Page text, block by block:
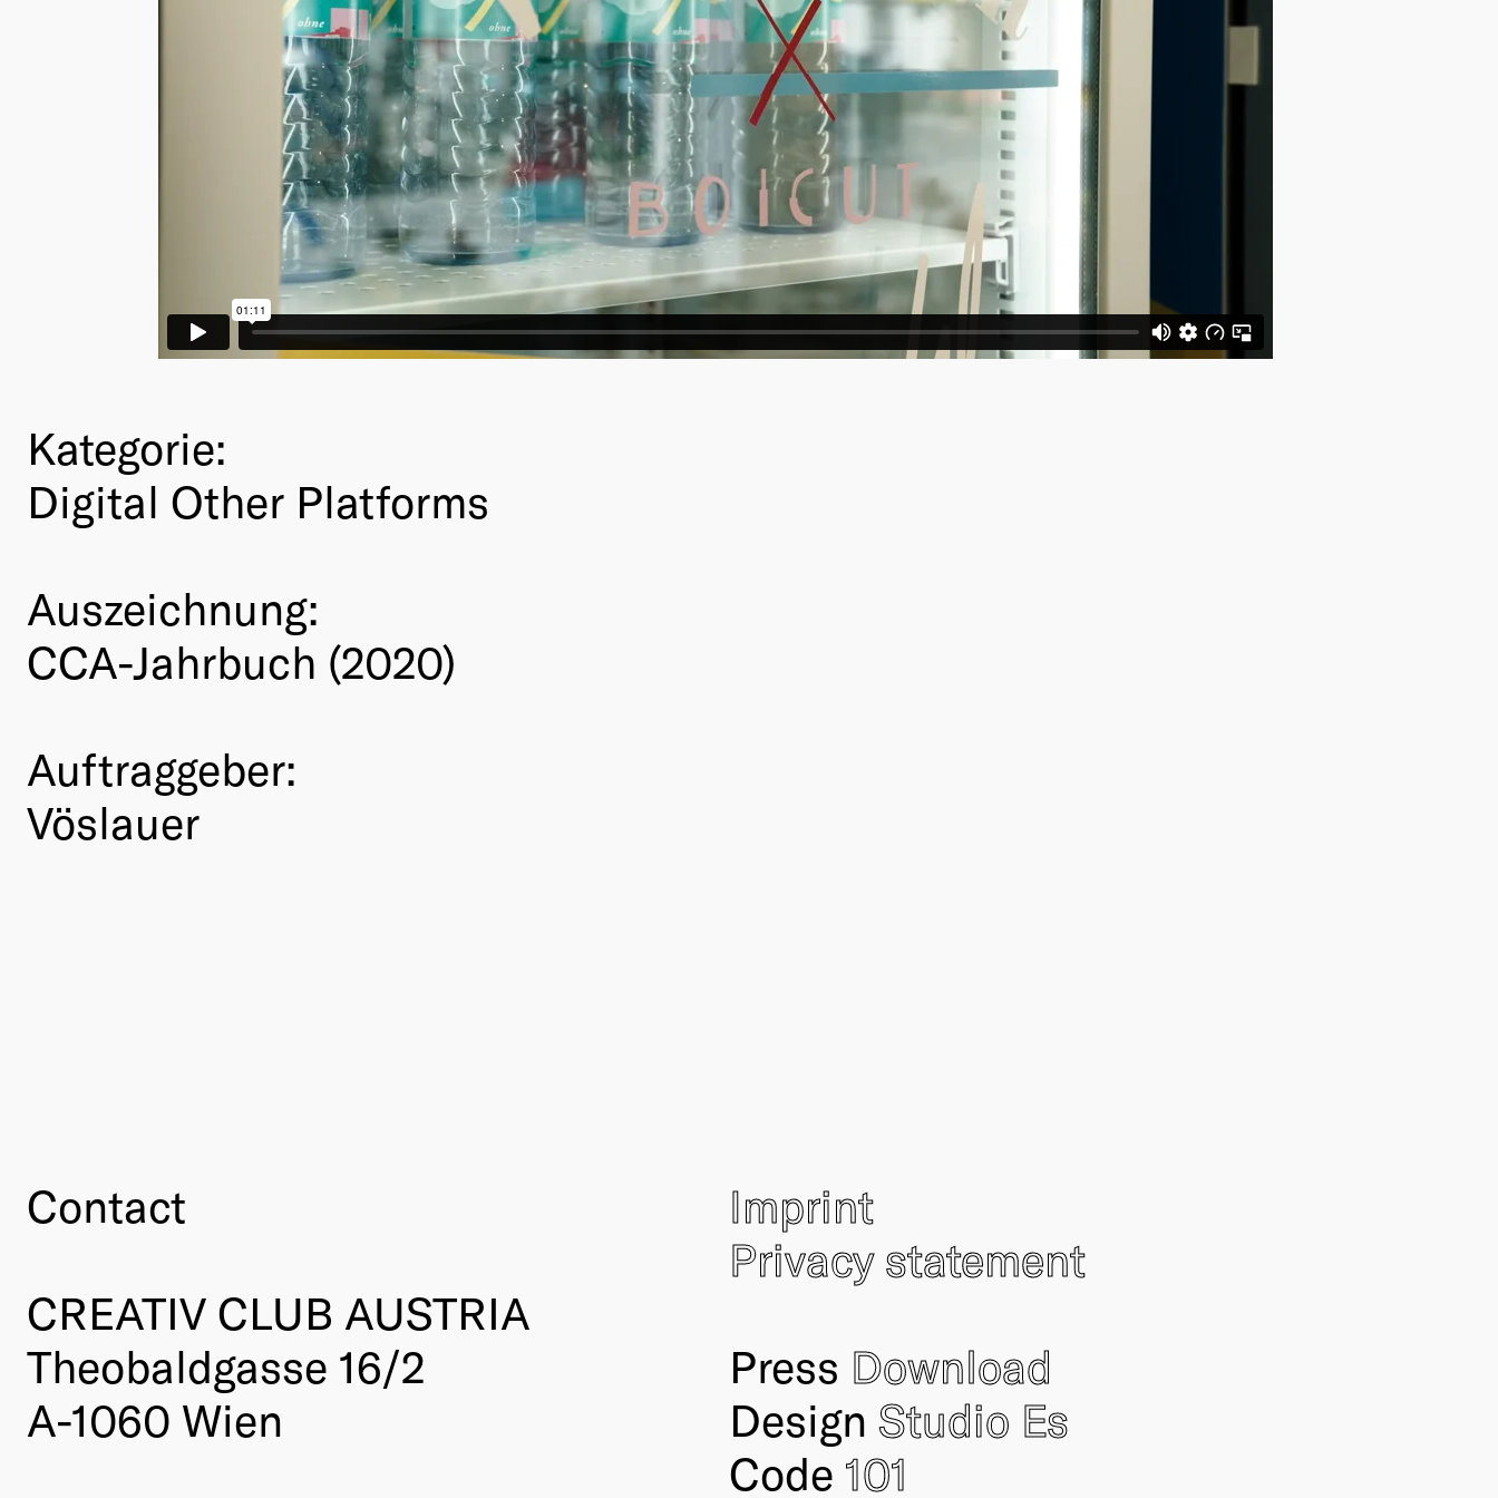
Kategorie:
Digital Other Platforms
Auszeichnung:
CCA-Jahrbuch (2020)
Auftraggeber:
Vöslauer
Contact
CREATIV CLUB AUSTRIA
Theobaldgasse 16/2
A-1060 Wien
Imprint
Privacy statement
Press Download
Design Studio Es
Code 101